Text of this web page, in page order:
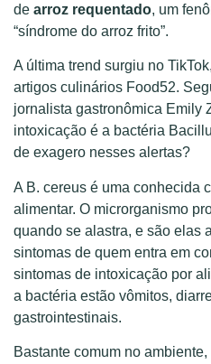
de arroz requentado, um
“síndrome do arroz frito”.
A última trend surgiu no
artigos culinários Food52.
jornalista gastronômica Emily
intoxicação é a bactéria
de exagero nesses alertas?
A B. cereus é uma conhecida
alimentar. O microrganismo
quando se alastra, e são elas
sintomas de quem entra em
sintomas de intoxicação por
a bactéria estão vômitos,
gastrointestinais.
Bastante comum no